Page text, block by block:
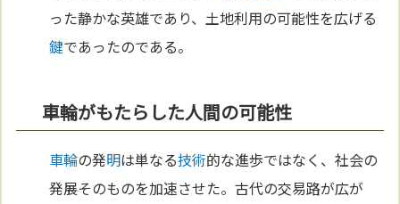
った静かな英雄であり、土地利用の可能性を広げる
鍵であったのである。
車輪がもたらした人間の可能性
車輪の発明は単なる技術的な進歩ではなく、社会の
発展そのものを加速させた。古代の交易路が広が